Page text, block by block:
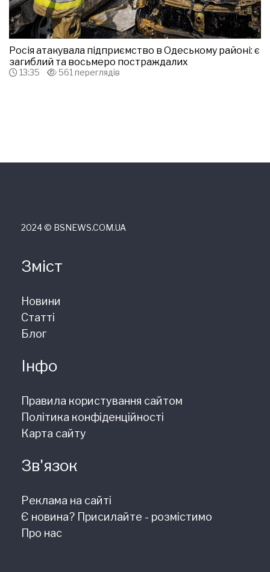
Росія атакувала підприємство в Одеському районі: є
загиблий та восьмеро постраждалих
13:35 561 переглядів
2024 © ВSNEWS.COM.UA
Зміст
Новини
Статті
Блог
Інфо
Правила користування сайтом
Політика конфіденційності
Карта сайту
Зв'язок
Реклама на сайті
Є новина? Присилайте - розмістимо
Про нас